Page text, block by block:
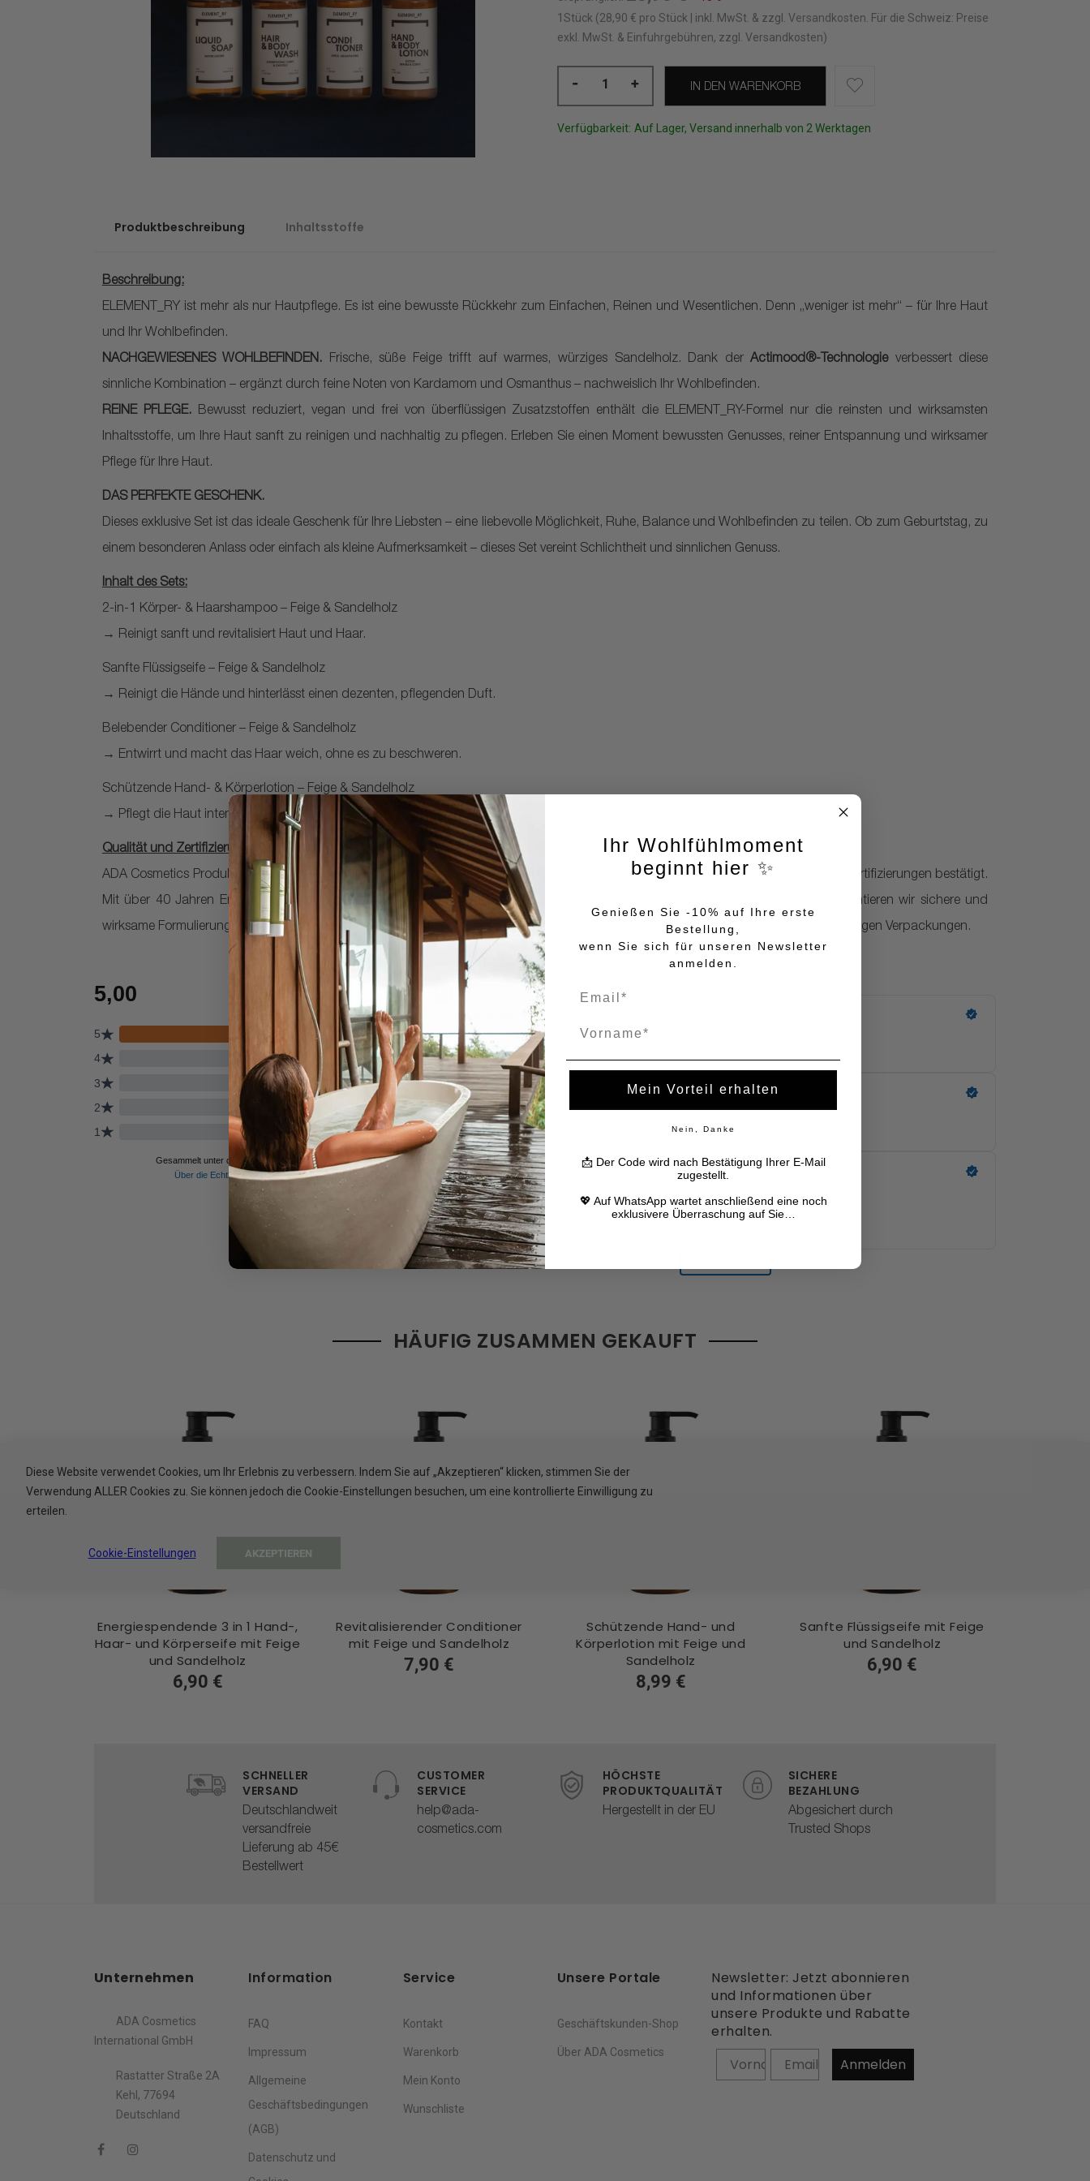
1Stück (28,90 € pro Stück | inkl. MwSt. & zzgl. Versandkosten Für die Schweiz: Preise
exkl. MwSt. & Einfuhrgebühren, zzgl. Versandkosten)
- + IN DEN WARENKORB
Verfügbarkeit: Auf Lager, Versand innerhalb von 2 Werktagen
Produktbeschreibung Inhaltsstoffe
Beschreibung:
ELEMENT_RY ist mehr als nur Hautpflege. Es ist eine bewusste Rückkehr zum Einfachen, Reinen und Wesentlichen. Denn „weniger ist mehr“ – für Ihre Haut
und Ihr Wohlbefinden.
NACHGEWIESENES WOHLBEFINDEN. Frische, süße Feige trifft auf warmes, würziges Sandelholz. Dank derActimood®-Technologieverbessert diese
sinnliche Kombination – ergänzt durch feine Noten von Kardamom und Osmanthus – nachweislich Ihr Wohlbefinden.
REINE PFLEGE.Bewusst reduziert, vegan und frei von überflüssigen Zusatzstoffen enthält die ELEMENT_RY-Formel nur die reinsten und wirksamsten
Inhaltsstoffe, um Ihre Haut sanft zu reinigen und nachhaltig zu pflegen. Erleben Sie einen Moment bewussten Genusses, reiner Entspannung und wirksamer
Pflege für Ihre Haut.
DAS PERFEKTE GESCHENK.
Dieses exklusive Set ist das ideale Geschenk für Ihre Liebsten – eine liebevolle Möglichkeit, Ruhe, Balance und Wohlbefinden zu teilen. Ob zum Geburtstag, zu
einem besonderen Anlass oder einfach als kleine Aufmerksamkeit – dieses Set vereint Schlichtheit und sinnlichen Genuss.
Inhalt des Sets:
2-in-1 Körper- & Haarshampoo – Feige & Sandelholz
→ Reinigt sanft und revitalisiert Haut und Haar.
Sanfte Flüssigseife – Feige & Sandelholz
→ Reinigt die Hände und hinterlässt einen dezenten, pflegenden Duft.
Belebender Conditioner – Feige & Sandelholz
→ Entwirrt und macht das Haar weich, ohne es zu beschweren.
Schützende Hand- & Körperlotion – Feige & Sandelholz
→ Pflegt die Haut intensiv und sorgt für ein langanhaltendes Wohlgefühl.
Qualität und Zertifizierungen:
ADA Cosmetics Produkte werden nach hohen Qualitätsstandards hergestellt und sind durch verschiedene Umwelt- und Sicherheitszertifizierungen bestätigt.
Mit über 40 Jahren Erfahrung in der Entwicklung von Pflegeprodukten für die renommiertesten Hotels und Resorts der Welt garantieren wir sichere und
wirksame Formulierungen. ADA Cosmetics engagiert sich für umweltfreundliche Produkte mit hochwertigen Inhaltsstoffen und nachhaltigen Verpackungen.
HÄUFIG ZUSAMMEN GEKAUFT
Energiespendende 3 in 1 Hand-,
Haar- und Körperseife mit Feige
und Sandelholz
6,90 €
Revitalisierender Conditioner
mit Feige und Sandelholz
7,90 €
Schützende Hand- und
Körperlotion mit Feige und
Sandelholz
8,99 €
Sanfte Flüssigseife mit Feige
und Sandelholz
6,90 €
SCHNELLER
VERSAND
Deutschlandweit
versandfreie
Lieferung ab 45€
Bestellwert
CUSTOMER
SERVICE
help@ada-
cosmetics.com
HÖCHSTE
PRODUKTQUALITÄT
Hergestellt in der EU
SICHERE
BEZAHLUNG
Abgesichert durch
Trusted Shops
Unternehmen
ADA Cosmetics
International GmbH
Rastatter Straße 2A
Kehl, 77694
Deutschland
Information
FAQ
Impressum
Allgemeine
Geschäftsbedingungen
(AGB)
Datenschutz und
Service
Kontakt
Warenkorb
Mein Konto
Wunschliste
Unsere Portale
Geschäftskunden-Shop
Über ADA Cosmetics
Newsletter: Jetzt abonnieren
und Informationen über
unsere Produkte und Rabatte
erhalten.
Vorname
Anmelden
Diese Website verwendet Cookies, um Ihr Erlebnis zu verbessern. Indem Sie auf „Akzeptieren“ klicken, stimmen Sie der
Verwendung ALLER Cookies zu. Sie können jedoch die Cookie-Einstellungen besuchen, um eine kontrollierte Einwilligung zu
erteilen.
Cookie-Einstellungen AKZEPTIEREN
Ihr Wohlfühlmoment
beginnt hier ✨
Genießen Sie -10% auf Ihre erste
Bestellung,
wenn Sie sich für unseren Newsletter
anmelden.
Mein Vorteil erhalten
Nein, Danke
📩 Der Code wird nach Bestätigung Ihrer E-Mail
zugestellt.
💖 Auf WhatsApp wartet anschließend eine noch
exklusivere Überraschung auf Sie…